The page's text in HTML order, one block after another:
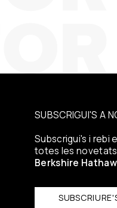
SUBSCRIGUI'S A
Subscrigui's i rebi
totes les
Berkshire